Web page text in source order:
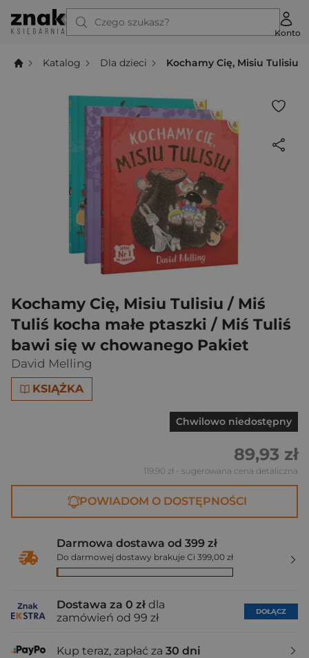
Czego szukasz?
Konto
Katalog Dla dzieci Kochamy Cię, Misiu Tulisiu
Kochamy Cię, Misiu Tulisiu / Miś
Tuliś kocha małe ptaszki / Miś Tuliś
bawi się w chowanego Pakiet
David Melling
KSIĄŻKA
Chwilowo niedostępny
89,93 zł
119,90 zł - sugerowana cena detaliczna
POWIADOM O DOSTĘPNOŚCI
Darmowa dostawa od 399 zł
Do darmowej dostawy brakuje Ci 399,00 zł
Dostawa za 0 zł dla
zamówień od 99 zł
DOŁĄCZ
Kup teraz, zapłać za 30 dni